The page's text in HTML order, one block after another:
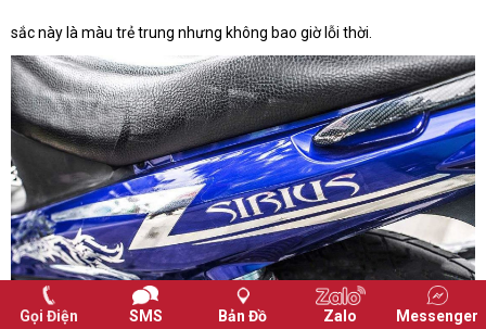
sắc này là màu trẻ trung nhưng không bao giờ lỗi thời.
Gọi Điện SMS Bản Đồ Zalo Messenger